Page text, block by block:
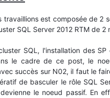
est composée de 2
SQL Server 2012 RTM de 2
SQL, l'installation des
le cadre de ce post, le
succès sur N02, il faut le
de basculer le rôle SQL
le noeud passif. En